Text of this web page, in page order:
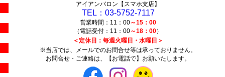
アイアンバロン【スマホ支店】
TEL：03-5752-7117
営業時間：11：00～15：00
（電話受付：11：00～18：00）
＜定休日：毎週火曜日・水曜日＞
※当店では、メールでのお問合せ等は承っておりません。
お問合せ・ご連絡は、【お電話で】お願いたします。